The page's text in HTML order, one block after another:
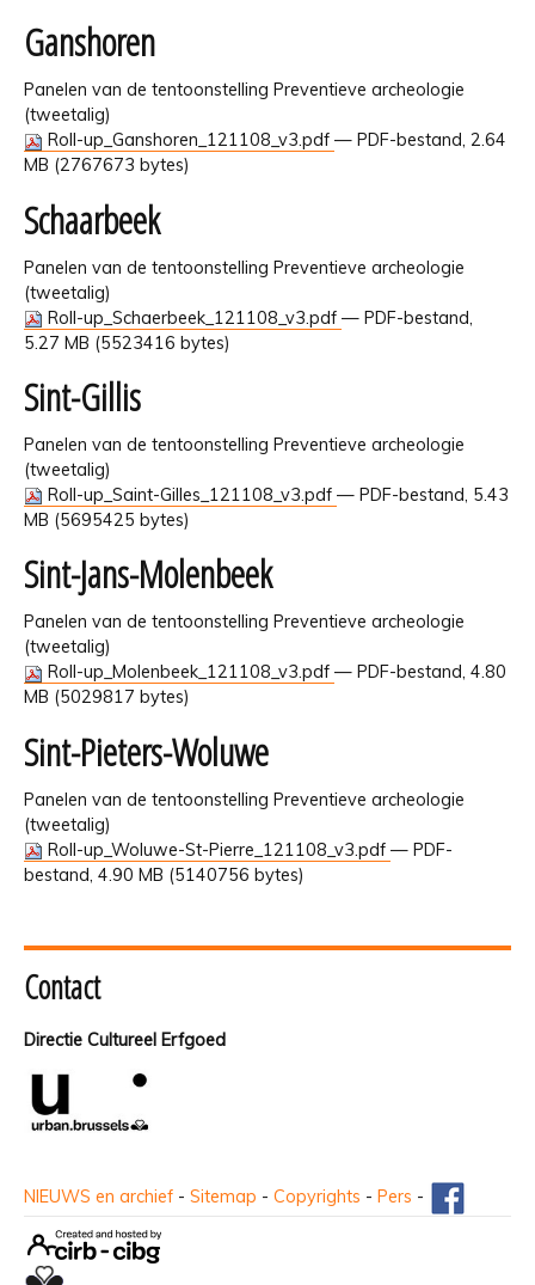
Ganshoren
Panelen van de tentoonstelling Preventieve archeologie
(tweetalig)
Roll-up_Ganshoren_121108_v3.pdf — PDF-bestand, 2.64
MB (2767673 bytes)
Schaarbeek
Panelen van de tentoonstelling Preventieve archeologie
(tweetalig)
Roll-up_Schaerbeek_121108_v3.pdf — PDF-bestand,
5.27 MB (5523416 bytes)
Sint-Gillis
Panelen van de tentoonstelling Preventieve archeologie
(tweetalig)
Roll-up_Saint-Gilles_121108_v3.pdf — PDF-bestand, 5.43
MB (5695425 bytes)
Sint-Jans-Molenbeek
Panelen van de tentoonstelling Preventieve archeologie
(tweetalig)
Roll-up_Molenbeek_121108_v3.pdf — PDF-bestand, 4.80
MB (5029817 bytes)
Sint-Pieters-Woluwe
Panelen van de tentoonstelling Preventieve archeologie
(tweetalig)
Roll-up_Woluwe-St-Pierre_121108_v3.pdf — PDF-
bestand, 4.90 MB (5140756 bytes)
Contact
Directie Cultureel Erfgoed
NIEUWS en archief - Sitemap - Copyrights - Pers -